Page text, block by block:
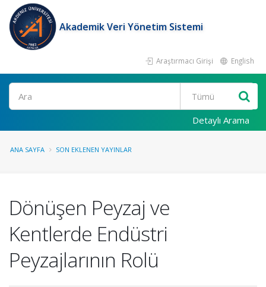
Akademik Veri Yönetim Sistemi
Araştırmacı Girişi English
Ara
Detaylı Arama
ANA SAYFA SON EKLENEN YAYINLAR
Dönüşen Peyzaj ve
Kentlerde Endüstri
Peyzajlarının Rolü